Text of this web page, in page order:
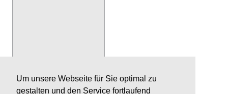
Um unsere Webseite für Sie optimal zu
gestalten und den Service fortlaufend